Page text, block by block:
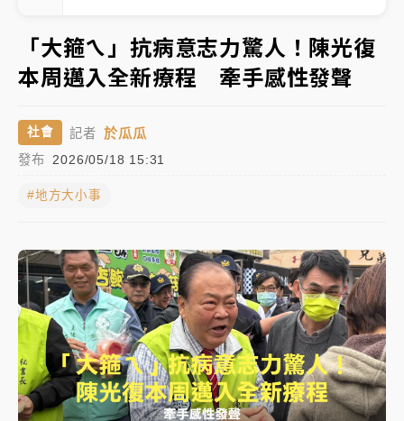
故宮《龍藏經》特展第2檔！今線上預約開賣一度塞車
周六起展出延長至晚上7時
押庭
父親節泡湯了！中颱白海豚雨彈轟3天 「紅到發紫」降
暑假過三周才推「E宿新北打卡趣」！抽獎程序複雜 觀
旅局回應了
中信慈善基金會想增加董事人數！辜仲諒向法院聲請遭
駁 理由曝光
故宮《龍藏經》特展第2檔！今線上預約開賣一度塞車
周六起展出延長至晚上7時
「大箍ㄟ」抗病意志力驚人！陳光復
本周邁入全新療程 牽手感性發聲
社會 記者 於瓜瓜
發布 2026/05/18 15:31
#地方大小事